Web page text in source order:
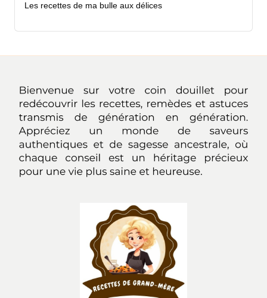
Les recettes de ma bulle aux délices